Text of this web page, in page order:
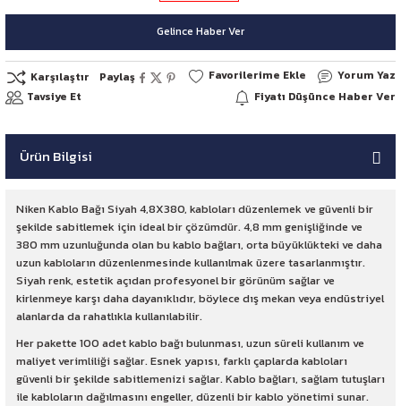
Gelince Haber Ver
Karşılaştır Paylaş
Yorum Yaz
Tavsiye Et
Fiyatı Düşünce Haber Ver
Ürün Bilgisi
Niken Kablo Bağı Siyah 4,8X380, kabloları düzenlemek ve güvenli bir
şekilde sabitlemek için ideal bir çözümdür. 4,8 mm genişliğinde ve
380 mm uzunluğunda olan bu kablo bağları, orta büyüklükteki ve daha
uzun kabloların düzenlenmesinde kullanılmak üzere tasarlanmıştır.
Siyah renk, estetik açıdan profesyonel bir görünüm sağlar ve
kirlenmeye karşı daha dayanıklıdır, böylece dış mekan veya endüstriyel
alanlarda da rahatlıkla kullanılabilir.
Her pakette 100 adet kablo bağı bulunması, uzun süreli kullanım ve
maliyet verimliliği sağlar. Esnek yapısı, farklı çaplarda kabloları
güvenli bir şekilde sabitlemenizi sağlar. Kablo bağları, sağlam tutuşları
ile kabloların dağılmasını engeller, düzenli bir kablo yönetimi sunar.